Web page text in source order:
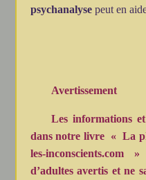
psychanalysepeut en
Avertissement
Les informations
dans notre livre « La
les-
d’adultes avertis et ne